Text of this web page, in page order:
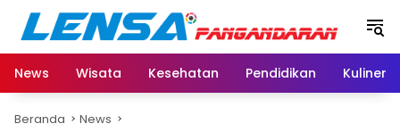
Langsung
konten
News
Wisata Kesehatan Pendidikan Kuliner
Beranda News